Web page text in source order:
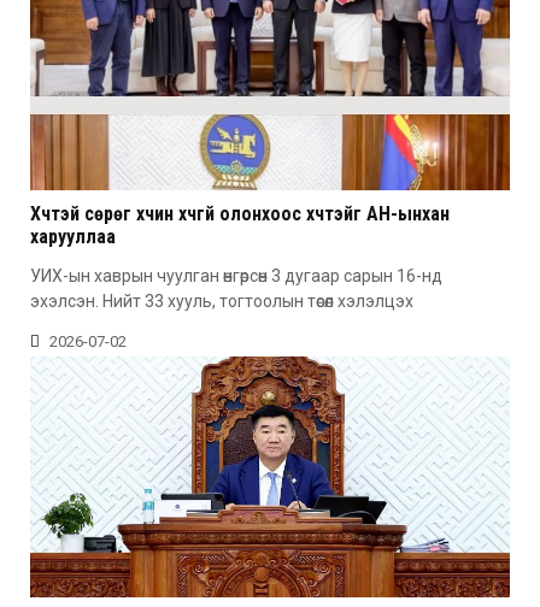
Хүчтэй сөрөг хүчин хүчгүй олонхоос хүчтэйг АН-ынхан
харууллаа
УИХ-ын хаврын чуулган өнгөрсөн 3 дугаар сарын 16-нд
эхэлсэн. Нийт 33 хууль, тогтоолын төсөл хэлэлцэх
2026-07-02